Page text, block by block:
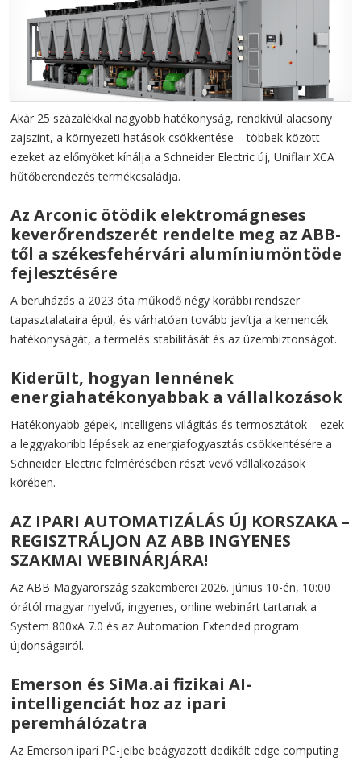
Akár 25 százalékkal nagyobb hatékonyság, rendkívül alacsony
zajszint, a környezeti hatások csökkentése – többek között
ezeket az előnyöket kínálja a Schneider Electric új, Uniflair XCA
hűtőberendezés termékcsaládja.
Az Arconic ötödik elektromágneses
keverőrendszerét rendelte meg az ABB-
től a székesfehérvári alumíniumöntöde
fejlesztésére
A beruházás a 2023 óta működő négy korábbi rendszer
tapasztalataira épül, és várhatóan tovább javítja a kemencék
hatékonyságát, a termelés stabilitását és az üzembiztonságot.
Kiderült, hogyan lennének
energiahatékonyabbak a vállalkozások
Hatékonyabb gépek, intelligens világítás és termosztátok – ezek
a leggyakoribb lépések az energiafogyasztás csökkentésére a
Schneider Electric felmérésében részt vevő vállalkozások
körében.
AZ IPARI AUTOMATIZÁLÁS ÚJ KORSZAKA –
REGISZTRÁLJON AZ ABB INGYENES
SZAKMAI WEBINÁRJÁRA!
Az ABB Magyarország szakemberei 2026. június 10-én, 10:00
órától magyar nyelvű, ingyenes, online webinárt tartanak a
System 800xA 7.0 és az Automation Extended program
újdonságairól.
Emerson és SiMa.ai fizikai AI-
intelligenciát hoz az ipari
peremhálózatra
Az Emerson ipari PC-jeibe beágyazott dedikált edge computing